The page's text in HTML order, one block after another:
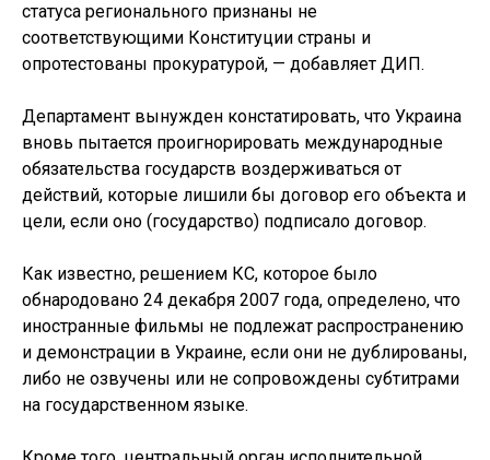
статуса регионального признаны не
соответствующими Конституции страны и
опротестованы прокуратурой, — добавляет ДИП.
Департамент вынужден констатировать, что Украина
вновь пытается проигнорировать международные
обязательства государств воздерживаться от
действий, которые лишили бы договор его объекта и
цели, если оно (государство) подписало договор.
Как известно, решением КС, которое было
обнародовано 24 декабря 2007 года, определено, что
иностранные фильмы не подлежат распространению
и демонстрации в Украине, если они не дублированы,
либо не озвучены или не сопровождены субтитрами
на государственном языке.